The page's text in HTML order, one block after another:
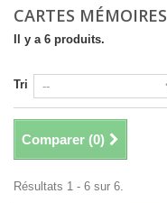
CARTES MÉMOIRES
Il y a 6 produits.
Tri
Comparer (0)
Résultats 1 - 6 sur 6.